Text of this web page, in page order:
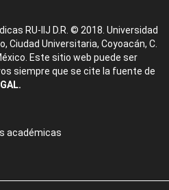
RU-IIJ D.R. © 2018. Universidad
Ciudad Universitaria, Coyoacán, C.
Este sitio web puede ser
siempre que se cite la fuente de
académicas